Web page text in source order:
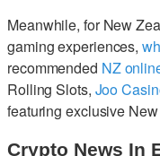
Meanwhile, for New
gaming experiences,
recommended NZ
Rolling Slots, Joo
featuring exclusive
Crypto News In